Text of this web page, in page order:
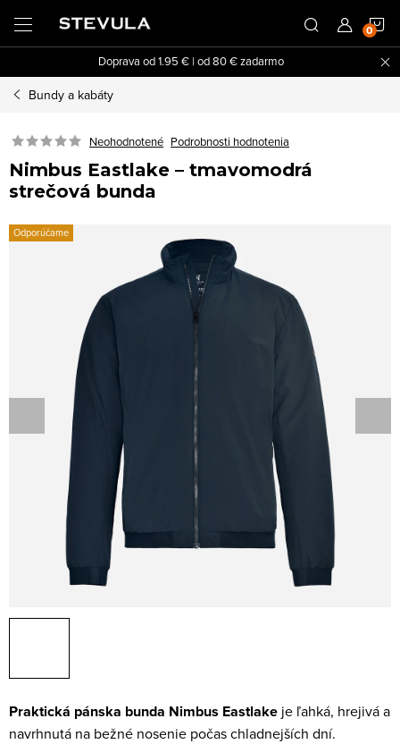
obsah
Doprava od 1.95 € | od 80 € zadarmo
Bundy a kabáty
Neohodnotené Podrobnosti hodnotenia
Nimbus Eastlake – tmavomodrá
strečová bunda
Odporúčame
Praktická pánska bunda Nimbus Eastlake je ľahká, hrejivá a
navrhnutá na bežné nosenie počas chladnejších dní.